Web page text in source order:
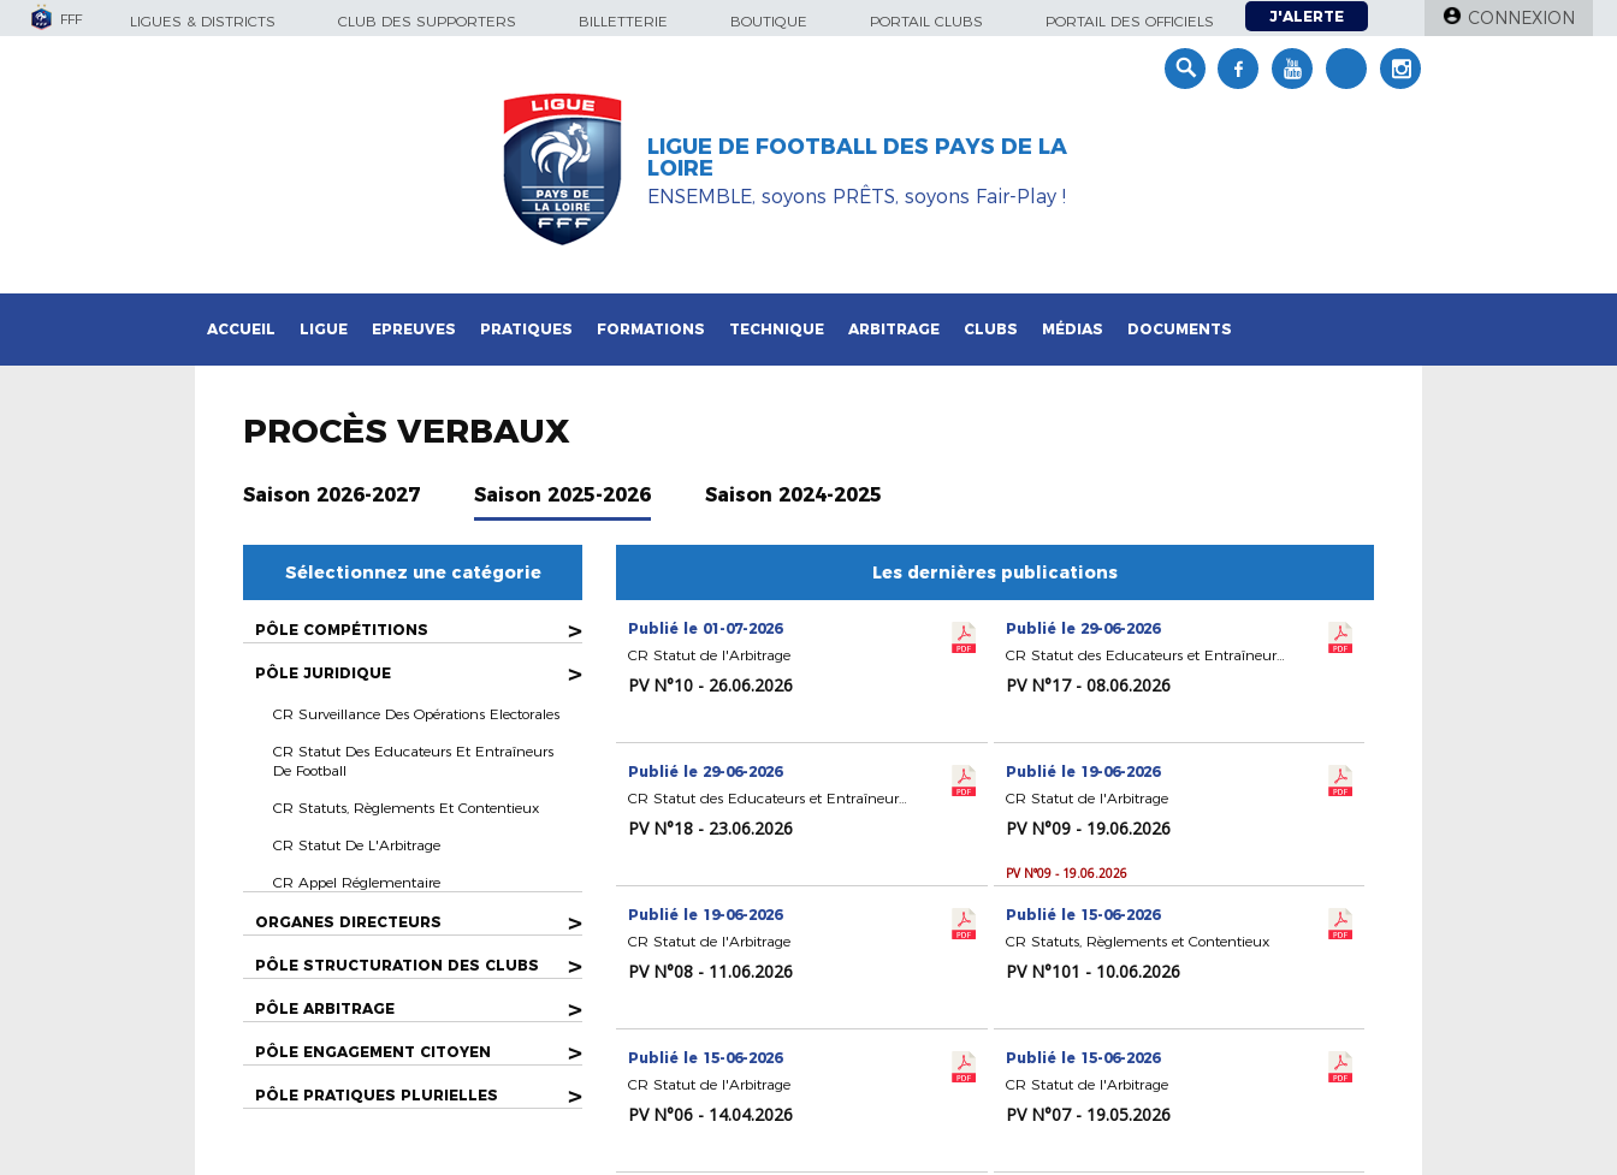
FFF LIGUES & DISTRICTS CLUB DES SUPPORTERS BILLETTERIE BOUTIQUE PORTAIL CLUBS PORTAIL DES OFFICIELS J'ALERTE CONNEXION
LIGUE DE FOOTBALL DES PAYS DE LA
LOIRE
ENSEMBLE, soyons PRÊTS, soyons Fair-Play !
ACCUEIL LIGUE EPREUVES PRATIQUES FORMATIONS TECHNIQUE ARBITRAGE CLUBS MÉDIAS DOCUMENTS
PROCÈS VERBAUX
Saison 2026-2027 Saison 2025-2026 Saison 2024-2025
Sélectionnez une catégorie
PÔLE COMPÉTITIONS >
PÔLE JURIDIQUE >
CR Surveillance Des Opérations Electorales
CR Statut Des Educateurs Et Entraîneurs
De Football
CR Statuts, Règlements Et Contentieux
CR Statut De L'Arbitrage
CR Appel Réglementaire
ORGANES DIRECTEURS >
PÔLE STRUCTURATION DES CLUBS >
PÔLE ARBITRAGE >
PÔLE ENGAGEMENT CITOYEN >
PÔLE PRATIQUES PLURIELLES >
Les dernières publications
Publié le 01-07-2026
CR Statut de l'Arbitrage
PV N°10 - 26.06.2026
Publié le 29-06-2026
CR Statut des Educateurs et Entraîneurs de Football
PV N°17 - 08.06.2026
Publié le 29-06-2026
CR Statut des Educateurs et Entraîneurs de Football
PV N°18 - 23.06.2026
Publié le 19-06-2026
CR Statut de l'Arbitrage
PV N°09 - 19.06.2026
PV N°09 - 19.06.2026
Publié le 19-06-2026
CR Statut de l'Arbitrage
PV N°08 - 11.06.2026
Publié le 15-06-2026
CR Statuts, Règlements et Contentieux
PV N°101 - 10.06.2026
Publié le 15-06-2026
CR Statut de l'Arbitrage
PV N°06 - 14.04.2026
Publié le 15-06-2026
CR Statut de l'Arbitrage
PV N°07 - 19.05.2026